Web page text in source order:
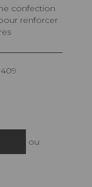
renforcer
ou